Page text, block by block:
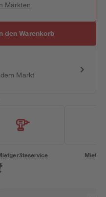
Märkten
den Warenkorb
dem Markt